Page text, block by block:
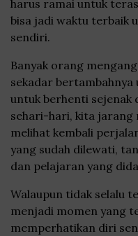
harus ramai untuk
bisa jadi waktu terbaik
sendiri.
Banyak orang
sekadar
untuk berhenti sejenak
sehari-hari, kita jarang
melihat kembali
yang sudah dilewati,
dan pelajaran yang
Walaupun tidak selalu
menjadi momen yang
memperhatikan diri